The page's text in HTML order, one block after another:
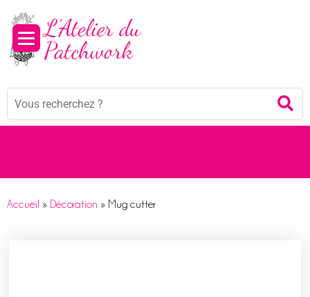
Mots
Accueil » Décoration » Mug cutter
Panneau de gestion des cookies